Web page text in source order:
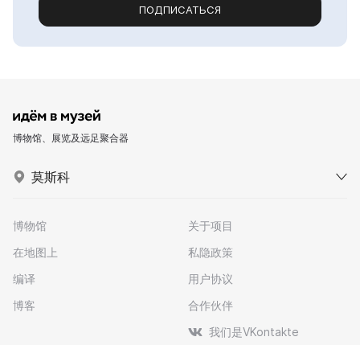
ПОДПИСАТЬСЯ
博物馆、展览及远足聚合器
莫斯科
博物馆
在地图上
编译
博客
关于项目
私隐政策
用户协议
合作伙伴
我们是VKontakte